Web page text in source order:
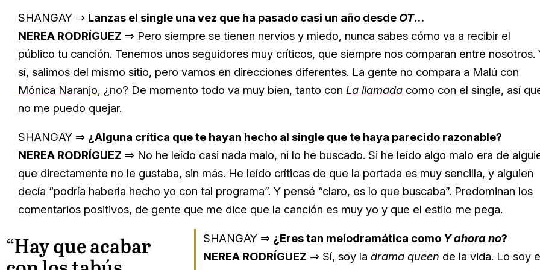
SHANGAY ⇒ Lanzas el single una vez que ha pasado casi un año desde OT…
NEREA RODRÍGUEZ ⇒ Pero siempre se tienen nervios y miedo, nunca sabes cómo va a recibir el
público tu canción. Tenemos unos seguidores muy críticos, que siempre nos comparan entre nosotros.
sí, salimos del mismo sitio, pero vamos en direcciones diferentes. La gente no compara a Malú con
Mónica Naranjo, ¿no? De momento todo va muy bien, tanto con La llamada como con el single, así
no me puedo quejar.
SHANGAY ⇒ ¿Alguna crítica que te hayan hecho al single que te haya parecido razonable?
NEREA RODRÍGUEZ ⇒ No he leído casi nada malo, ni lo he buscado. Si he leído algo malo era de
que directamente no le gustaba, sin más. He leído críticas de que la portada es muy sencilla, y alguien
decía “podría haberla hecho yo con tal programa”. Y pensé “claro, es lo que buscaba”. Predominan los
comentarios positivos, de gente que me dice que la canción es muy yo y que el estilo me pega.
“Hay que acabar
SHANGAY ⇒ ¿Eres tan melodramática como Y ahora no?
NEREA RODRÍGUEZ ⇒ Sí, soy la drama queen de la vida. Lo soy